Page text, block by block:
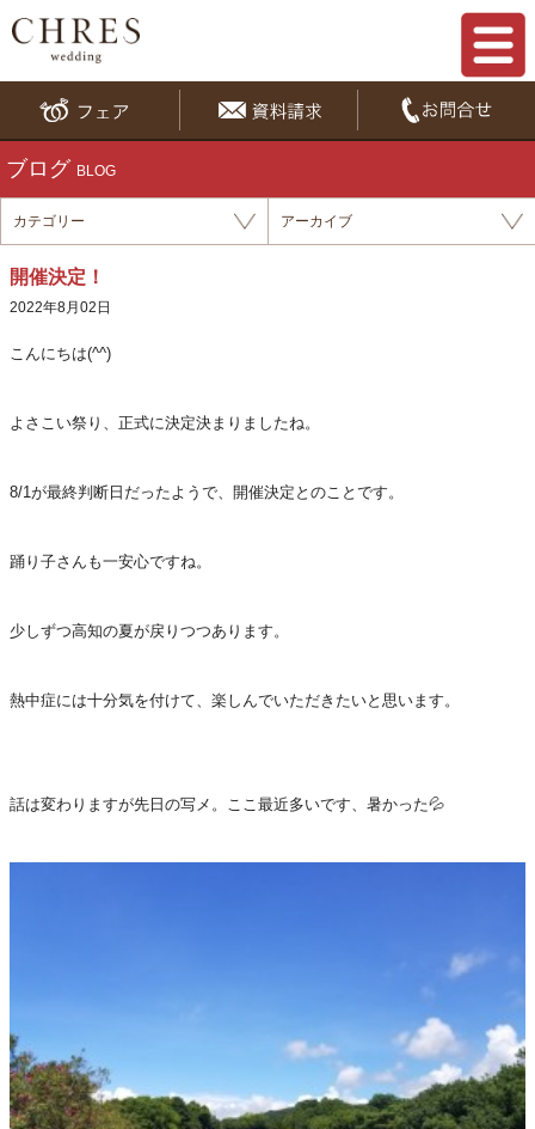
ブログ BLOG
カテゴリー アーカイブ
開催決定！
2022年8月02日
こんにちは(^^)
よさこい祭り、正式に決定決まりましたね。
8/1が最終判断日だったようで、開催決定とのことです。
踊り子さんも一安心ですね。
少しずつ高知の夏が戻りつつあります。
熱中症には十分気を付けて、楽しんでいただきたいと思います。
話は変わりますが先日の写メ。ここ最近多いです、暑かった💦